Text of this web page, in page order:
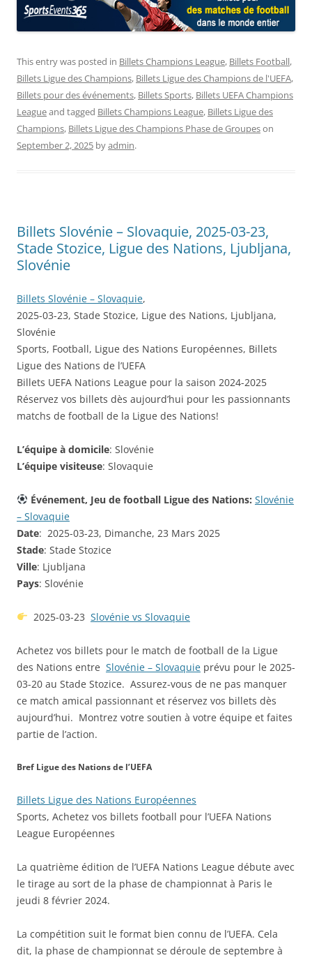
This entry was posted in Billets Champions League, Billets Football,
Billets Ligue des Champions, Billets Ligue des Champions de l'UEFA,
Billets pour des événements, Billets Sports, Billets UEFA Champions
Leagueand tagged Billets Champions League, Billets Ligue des
Champions, Billets Ligue des Champions Phase de Groupeson
September 2, 2025 byadmin.
Billets Slovénie – Slovaquie, 2025-03-23,
Stade Stozice, Ligue des Nations, Ljubljana,
Slovénie
Billets Slovénie – Slovaquie,
2025-03-23, Stade Stozice, Ligue des Nations, Ljubljana,
Slovénie
Sports, Football, Ligue des Nations Européennes, Billets
Ligue des Nations de l’UEFA
Billets UEFA Nations League pour la saison 2024-2025
Réservez vos billets dès aujourd’hui pour les passionnants
matchs de football de la Ligue des Nations!
L’équipe à domicile: Slovénie
L’équipe visiteuse: Slovaquie
Événement, Jeu de football Ligue des Nations: Slovénie
– Slovaquie
Date: 2025-03-23, Dimanche, 23 Mars 2025
Stade: Stade Stozice
Ville: Ljubljana
Pays: Slovénie
2025-03-23 Slovénie vs Slovaquie
Achetez vos billets pour le match de football de la Ligue
des Nations entre Slovénie – Slovaquie prévu pour le 2025-
03-20 au Stade Stozice. Assurez-vous de ne pas manquer
ce match amical passionnant et réservez vos billets dès
aujourd’hui. Montrez votre soutien à votre équipe et faites
partie de l’action.
Bref Ligue des Nations de l’UEFA
Billets Ligue des Nations Européennes
Sports, Achetez vos billets football pour l’UEFA Nations
League Européennes
La quatrième édition de l’UEFA Nations League débute avec
le tirage au sort de la phase de championnat à Paris le
jeudi 8 février 2024.
La compétition suit le format bien connu de l’UEFA. Cela
dit, la phase de championnat se déroule de septembre à